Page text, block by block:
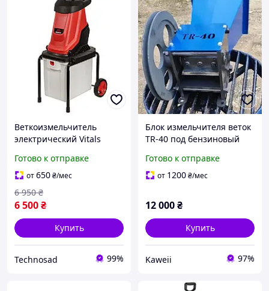
Веткоизмельчитель
электрический Vitals
Готово к отправке
от650₴/мес
6 500₴
6 950 ₴
Купить
Technosad 99%
Блок измельчителя веток
TR-40 под бензиновый
Готово к отправке
от 1200₴/мес
12 000₴
Купить
Kaweii 97%